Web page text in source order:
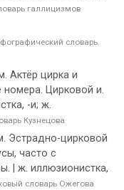
галлицизмов
словарь.
цирка и
Цирковой и.
-и; ж.
Кузнецова
цирковой
часто с
| ж. иллюзионистка,
словарь Ожегова